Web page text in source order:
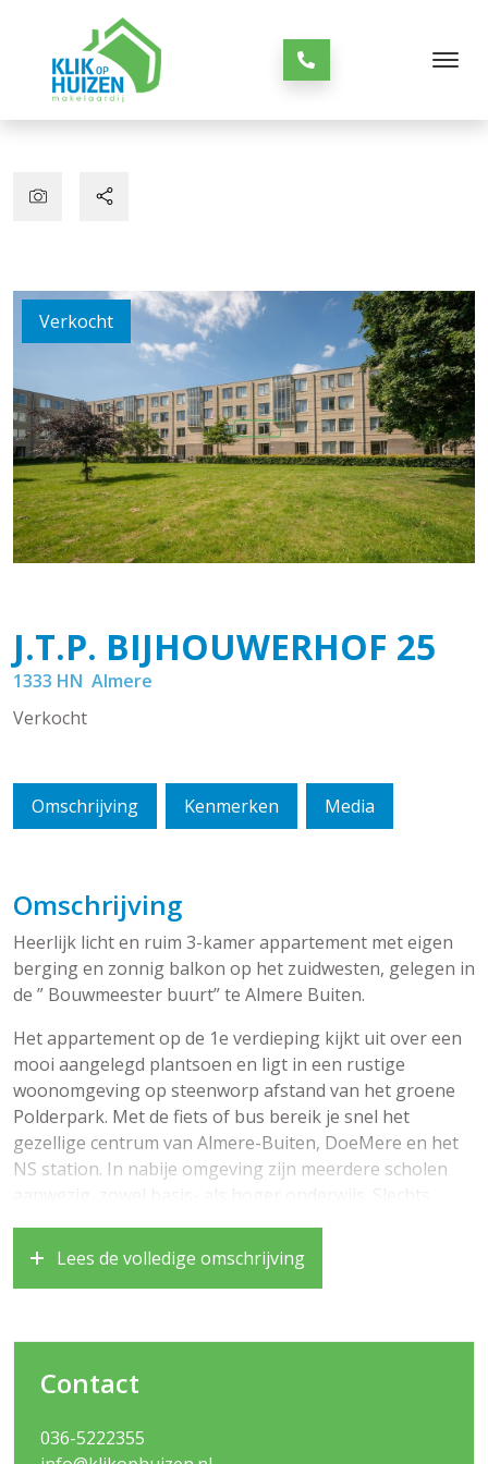
Verkocht
J.T.P. BIJHOUWERHOF 25
1333 HN Almere
Verkocht
Omschrijving Kenmerken Media
Omschrijving
Heerlijk licht en ruim 3-kamer appartement met eigen
berging en zonnig balkon op het zuidwesten, gelegen in
de ” Bouwmeester buurt” te Almere Buiten.
Het appartement op de 1e verdieping kijkt uit over een
mooi aangelegd plantsoen en ligt in een rustige
woonomgeving op steenworp afstand van het groene
Polderpark. Met de fiets of bus bereik je snel het
gezellige centrum van Almere-Buiten, DoeMere en het
NS station. In nabije omgeving zijn meerdere scholen
aanwezig, zowel basis- als hoger onderwijs. Slechts
goede verbinding met Amsterdam.
Bouwjaar 1989, woonoppervlak circa 73 m2
– Entree, bellentableau, brievenbussen en toegang tot
de berging Via het trappenhuis heb je toegang tot de
Lees de volledige omschrijving
Contact
036-5222355